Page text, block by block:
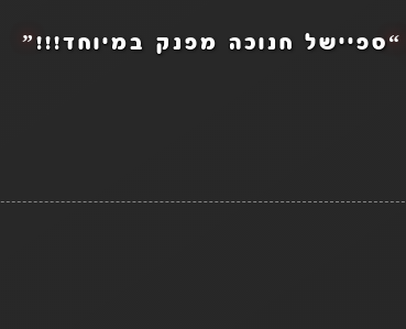
ספיישל חנוכה מפנק במיוחד!!! ”